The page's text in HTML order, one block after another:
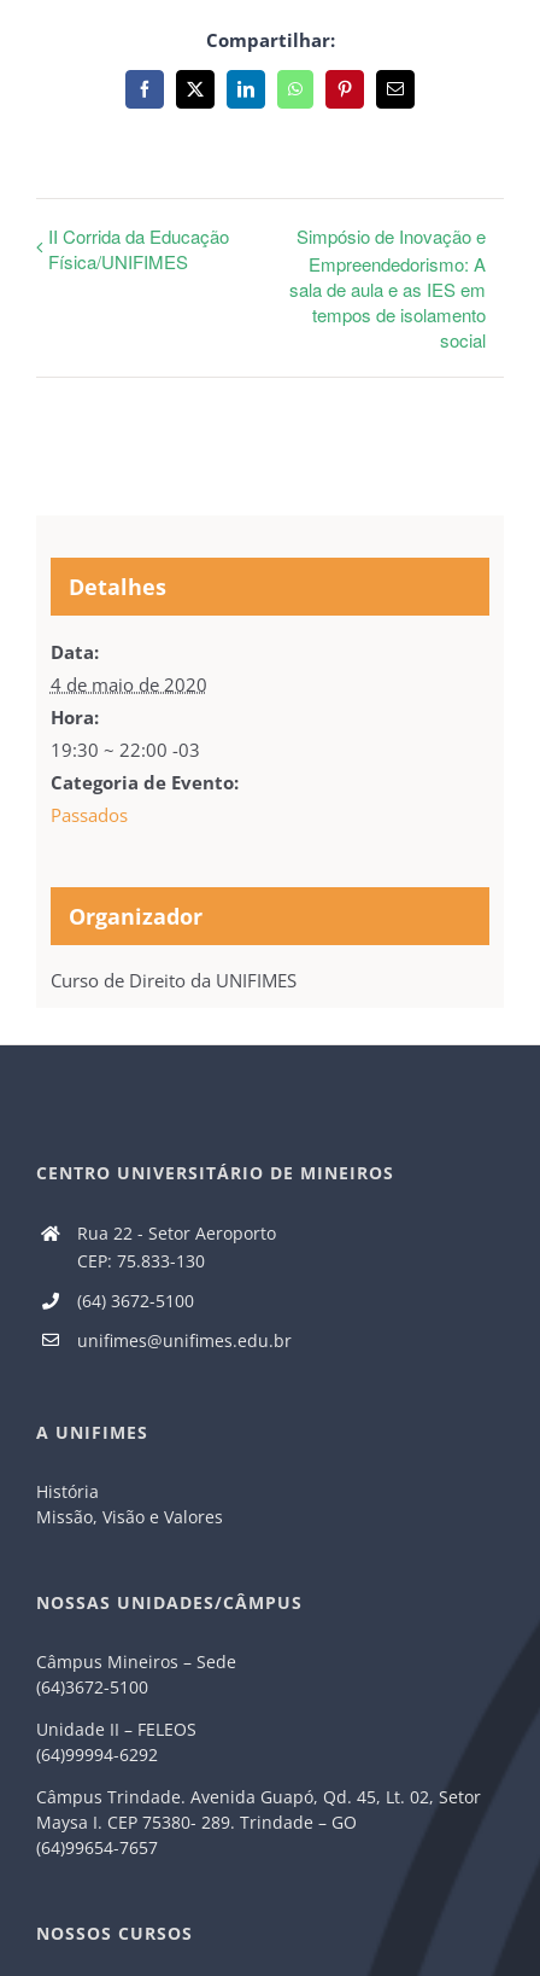
Compartilhar:
Facebook
X LinkedInWhatsAppPinterest
E-
mail
II Corrida da Educação
Física/UNIFIMES
Simpósio de Inovação e
Empreendedorismo: A
sala de aula e as IES em
tempos de isolamento
social
Detalhes
Data:
4 de maio de 2020
Hora:
19:30 ~ 22:00 -03
Categoria de Evento:
Passados
Organizador
Curso de Direito da UNIFIMES
CENTRO UNIVERSITÁRIO DE MINEIROS
Rua 22 - Setor Aeroporto
CEP: 75.833-130
(64) 3672-5100
unifimes@unifimes.edu.br
A UNIFIMES
História
Missão, Visão e Valores
NOSSAS UNIDADES/CÂMPUS
Câmpus Mineiros – Sede
(64)3672-5100
Unidade II – FELEOS
(64)99994-6292
Câmpus Trindade. Avenida Guapó, Qd. 45, Lt. 02, Setor
Maysa I. CEP 75380- 289. Trindade – GO
(64)99654-7657
NOSSOS CURSOS